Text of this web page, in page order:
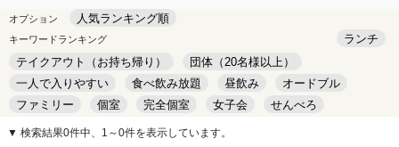
オプション 人気ランキング順
キーワードランキング
ランチ
テイクアウト（お持ち帰り）
団体（20名様以上）
一人で入りやすい
食べ飲み放題 昼飲み
オードブル
ファミリー
個室 完全個室 女子会
せんべろ
キッズルーム
安い デート
▼ 検索結果0件中、1～0件を表示しています。